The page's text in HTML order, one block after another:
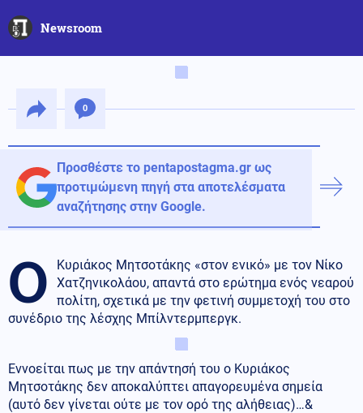
Newsroom
0
Προσθέστε το pentapostagma.gr ως
προτιμώμενη πηγή στα αποτελέσματα
αναζήτησης στην Google.
Ο
Κυριάκος Μητσοτάκης «στον ενικό» με τον Νίκο
Χατζηνικολάου, απαντά στο ερώτημα ενός νεαρού
πολίτη, σχετικά με την φετινή συμμετοχή του στο
συνέδριο της λέσχης Μπίλντερμπεργκ.
Εννοείται πως με την απάντησή του ο Κυριάκος
Μητσοτάκης δεν αποκαλύπτει απαγορευμένα σημεία
(αυτό δεν γίνεται ούτε με τον ορό της αλήθειας)…&